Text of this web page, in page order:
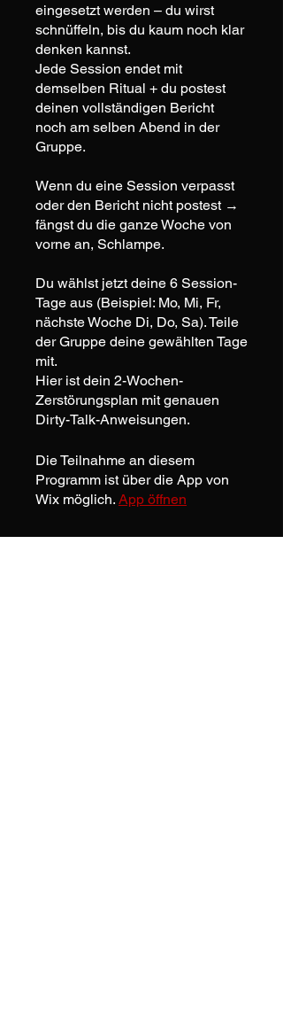
eingesetzt werden – du wirst
schnüffeln, bis du kaum noch klar
denken kannst.
Jede Session endet mit
demselben Ritual + du postest
deinen vollständigen Bericht
noch am selben Abend in der
Gruppe.
Wenn du eine Session verpasst
oder den Bericht nicht postest →
fängst du die ganze Woche von
vorne an, Schlampe.
Du wählst jetzt deine 6 Session-
Tage aus (Beispiel: Mo, Mi, Fr,
nächste Woche Di, Do, Sa). Teile
der Gruppe deine gewählten Tage
mit.
Hier ist dein 2-Wochen-
Zerstörungsplan mit genauen
Dirty-Talk-Anweisungen.
Die Teilnahme an diesem
Programm ist über die App von
Wix möglich. App öffnen